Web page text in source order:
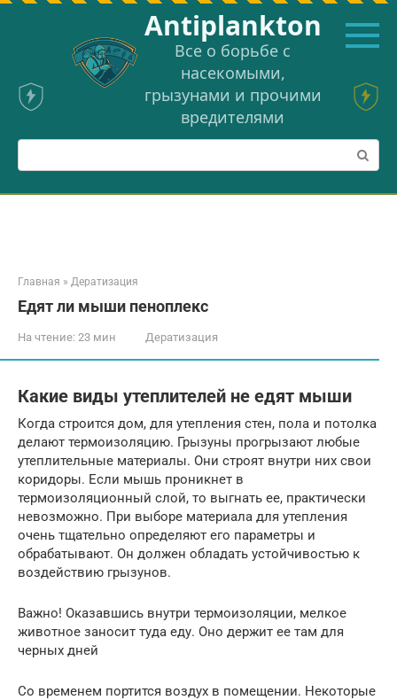
Перейти
Аntiplankton
Все о борьбе с
насекомыми,
грызунами и прочими
вредителями
Поиск:
Главная » Дератизация
Едят ли мыши пеноплекс
На чтение: 23 мин Дератизация
Какие виды утеплителей не едят мыши
Когда строится дом, для утепления стен, пола и потолка
делают термоизоляцию. Грызуны прогрызают любые
утеплительные материалы. Они строят внутри них свои
коридоры. Если мышь проникнет в
термоизоляционный слой, то выгнать ее, практически
невозможно. При выборе материала для утепления
очень тщательно определяют его параметры и
обрабатывают. Он должен обладать устойчивостью к
воздействию грызунов.
Важно! Оказавшись внутри термоизоляции, мелкое
животное заносит туда еду. Оно держит ее там для
черных дней
Со временем портится воздух в помещении. Некоторые